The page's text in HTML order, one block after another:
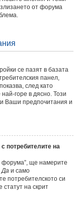
от форума
се пазят в базата
панел,
след като
горе в дясно. Този
Ваши предпочитания и
потребителите на
форума”, ще намерите
Да и само
потребителското си
на скрит